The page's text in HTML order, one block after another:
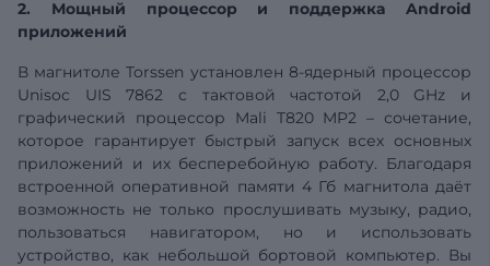
2. Мощный процессор и поддержка Android
приложений
В магнитоле Torssen установлен 8-ядерный процессор
Unisoc UIS
7862 с тактовой частотой 2,0 GHz и
графический процессор Mali T820 MP2 – сочетание,
которое гарантирует быстрый запуск всех основных
приложений и их бесперебойную работу. Благодаря
встроенной оперативной памяти 4 Гб магнитола даёт
возможность не только прослушивать музыку, радио,
пользоваться навигатором, но и использовать
устройство, как небольшой бортовой компьютер. Вы